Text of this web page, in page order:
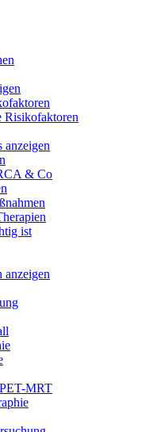
Risikofaktoren
anzeigen
& Co
ist
anzeigen
MRT